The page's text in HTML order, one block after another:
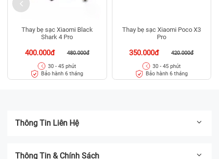
Thay bẹ sạc Xiaomi Black
Shark 4 Pro
400.000đ 480.000đ
30 - 45 phút
Bảo hành 6 tháng
Thay bẹ sạc Xiaomi Poco X3
Pro
350.000đ 420.000đ
30 - 45 phút
Bảo hành 6 tháng
Thông Tin Liên Hệ
Thông Tin & Chính Sách